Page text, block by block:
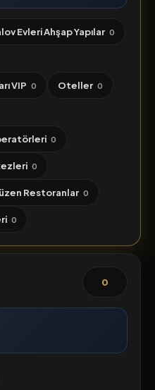
Evleri Ahşap Yapılar 0
VIP 0 Oteller 0
0
0
Restoranlar 0
0
0